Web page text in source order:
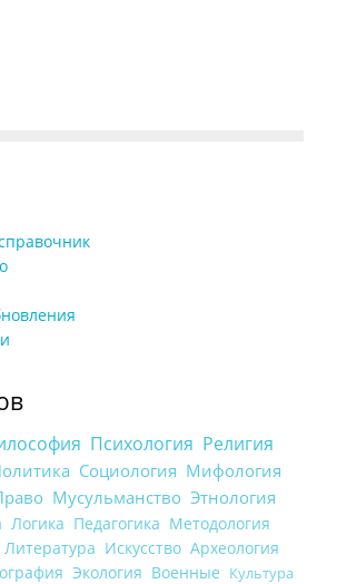
Психология Религия
Социология Мифология
Мусульманство Этнология
Логика Педагогика Методология
Литература Искусство Археология
Экология Военные Культура